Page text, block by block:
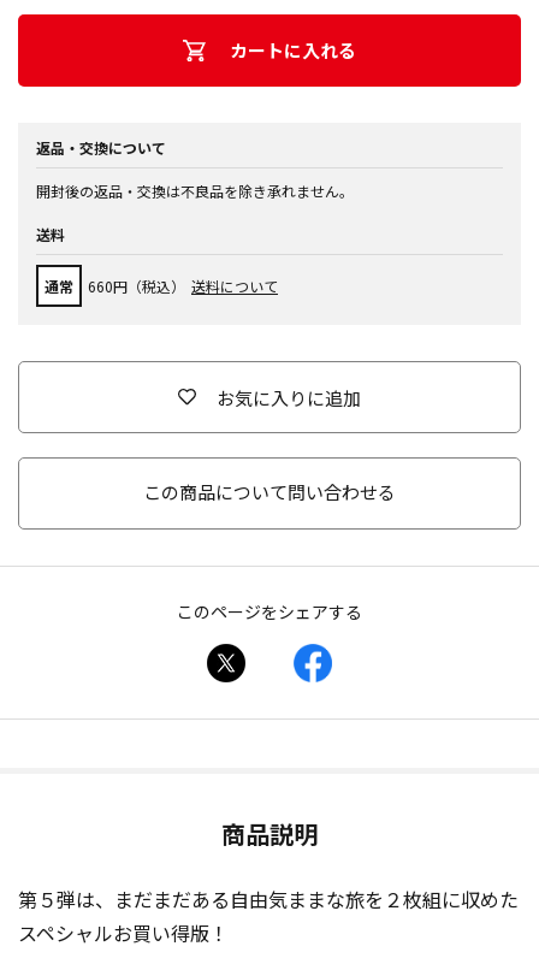
カートに入れる
返品・交換について
開封後の返品・交換は不良品を除き承れません。
送料
通常 660円（税込） 送料について
お気に入りに追加
この商品について問い合わせる
このページをシェアする
商品説明
第５弾は、まだまだある自由気ままな旅を２枚組に収めた
スペシャルお買い得版！